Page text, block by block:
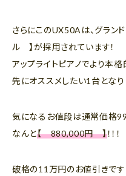
さらにこのUX50Aは、グラン
ル 】が採用されています！
アップライトピアノでより本
先にオススメしたい1台となり
気になるお値段は通常価格
なんと【 880,000円 】！！！
破格の11万円のお値引きです！